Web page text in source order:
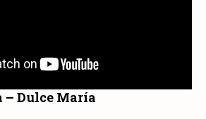
– Dulce María